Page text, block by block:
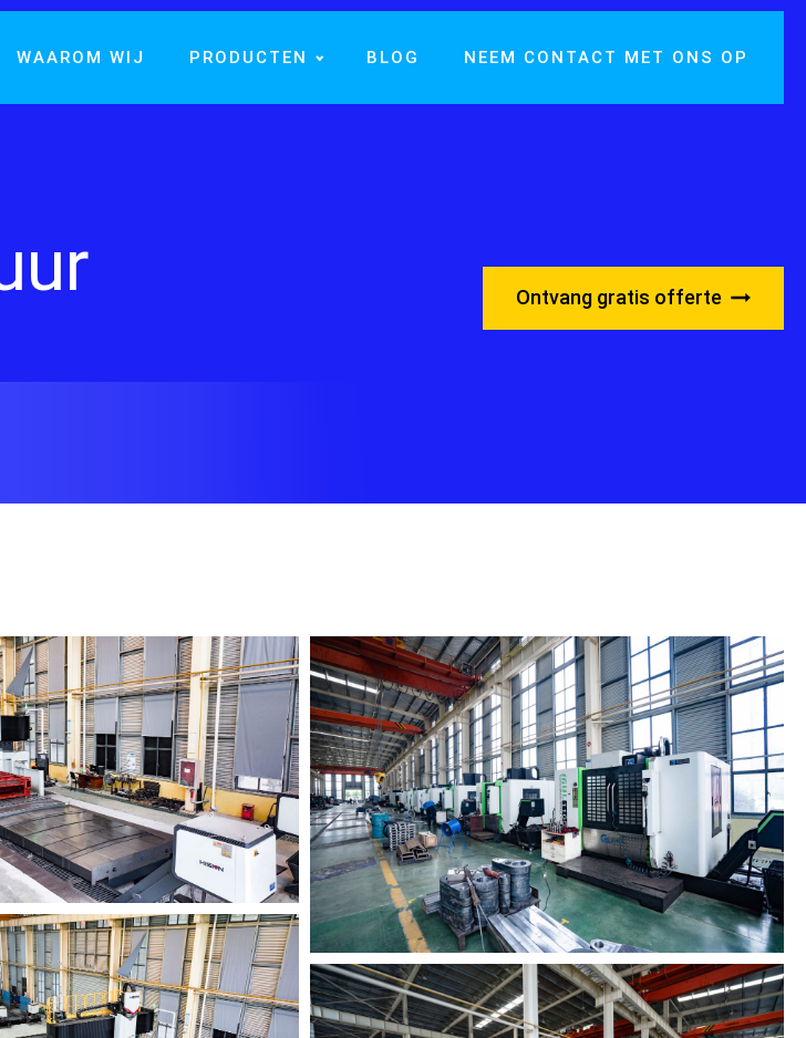
WAAROM WIJ PRODUCTEN BLOG NEEM CONTACT MET ONS OP
Ontvang gratis offerte